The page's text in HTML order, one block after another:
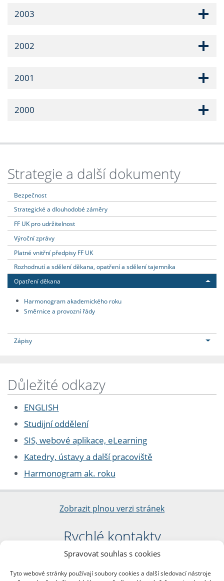
Spravovat souhlas s cookies
Tyto webové stránky používají soubory cookies a další sledovací nástroje
2003
2002
2001
2000
Strategie a další dokumenty
Bezpečnost
Strategické a dlouhodobé záměry
FF UK pro udržitelnost
Výroční zprávy
Platné vnitřní předpisy FF UK
Rozhodnutí a sdělení děkana, opatření a sdělení tajemníka
Opatření děkana
Harmonogram akademického roku
Směrnice a provozní řády
Zápisy
Důležité odkazy
ENGLISH
Studijní oddělení
SIS, webové aplikace, eLearning
Katedry, ústavy a další pracoviště
Harmonogram ak. roku
Zobrazit plnou verzi stránek
Rychlé kontakty
Filozofická fakulta
nám. Jana Palacha 1/2